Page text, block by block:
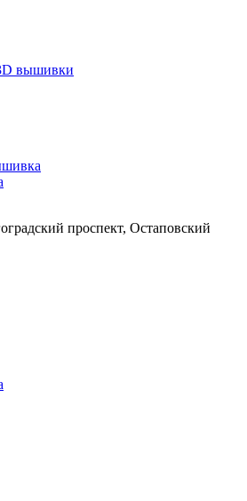
вышивки
проспект, Остаповский